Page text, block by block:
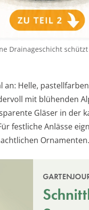
Drainageschicht
an: Helle,
mit blühenden
Gläser in der
festliche Anlässe
Ornamenten.